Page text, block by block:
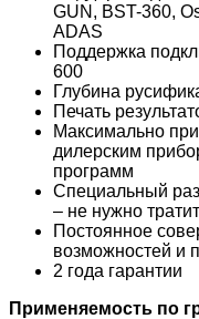
GUN, BST-360,
ADAS
Поддержка
600
Глубина
Печать
Максимально
дилерским
программ
Специальный
– не нужно
Постоянное
возможностей и
2 года гарантии
Применяемость по